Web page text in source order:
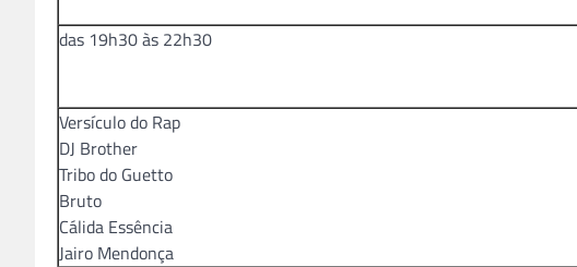
das 19h30 às 22h30
Versículo do Rap
DJ Brother
Tribo do Guetto
Bruto
Cálida Essência
Jairo Mendonça